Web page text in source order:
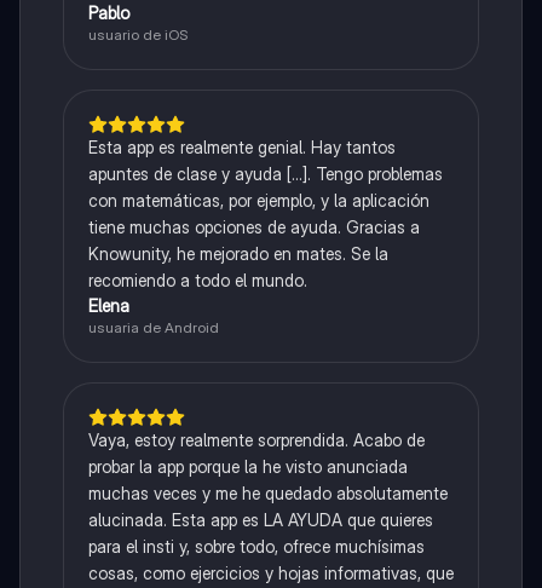
Pablo
usuario de iOS
Esta app es realmente genial. Hay tantos
apuntes de clase y ayuda [...]. Tengo problemas
con matemáticas, por ejemplo, y la aplicación
tiene muchas opciones de ayuda. Gracias a
Knowunity, he mejorado en mates. Se la
recomiendo a todo el mundo.
Elena
usuaria de Android
Vaya, estoy realmente sorprendida. Acabo de
probar la app porque la he visto anunciada
muchas veces y me he quedado absolutamente
alucinada. Esta app es LA AYUDA que quieres
para el insti y, sobre todo, ofrece muchísimas
cosas, como ejercicios y hojas informativas, que